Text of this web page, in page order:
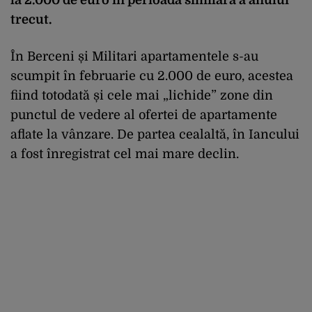
trecut.
În Berceni și Militari apartamentele s-au
scumpit în februarie cu 2.000 de euro, acestea
fiind totodată și cele mai „lichide” zone din
punctul de vedere al ofertei de apartamente
aflate la vânzare. De partea cealaltă, în Iancului
a fost înregistrat cel mai mare declin.